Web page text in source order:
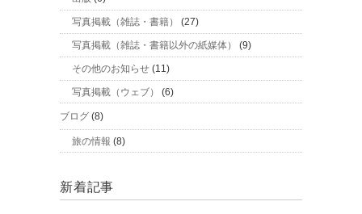
写真掲載（雑誌・書籍） (27)
写真掲載（雑誌・書籍以外の紙媒体） (9)
その他のお知らせ (11)
写真掲載（ウェブ） (6)
ブログ (8)
旅の情報 (8)
新着記事